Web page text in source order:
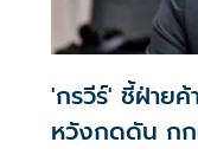
'กรวีร์' ชี้ฝ่ายค้
หวังกดดัน กก